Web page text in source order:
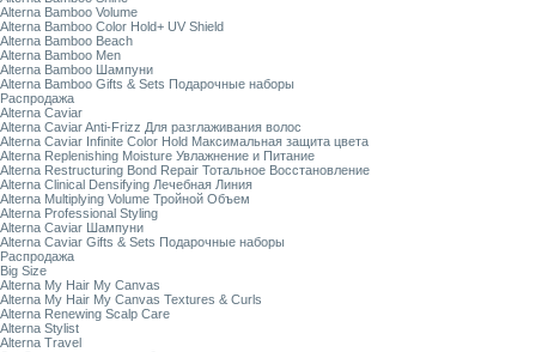
Alterna Bamboo Volume
Alterna Bamboo Color Hold+ UV Shield
Alterna Bamboo Beach
Alterna Bamboo Men
Alterna Bamboo Шампуни
Alterna Bamboo Gifts & Sets Подарочные наборы
Распродажа
Alterna Caviar
Alterna Caviar Anti-Frizz Для разглаживания волос
Alterna Caviar Infinite Color Hold Максимальная защита цвета
Alterna Replenishing Moisture Увлажнение и Питание
Alterna Restructuring Bond Repair Тотальное Восстановление
Alterna Clinical Densifying Лечебная Линия
Alterna Multiplying Volume Тройной Объем
Alterna Professional Styling
Alterna Caviar Шампуни
Alterna Caviar Gifts & Sets Подарочные наборы
Распродажа
Big Size
Alterna My Hair My Canvas
Alterna My Hair My Canvas Textures & Curls
Alterna Renewing Scalp Care
Alterna Stylist
Alterna Travel